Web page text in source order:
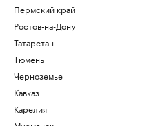
Пермский край
Ростов-на-Дону
Татарстан
Тюмень
Черноземье
Кавказ
Карелия